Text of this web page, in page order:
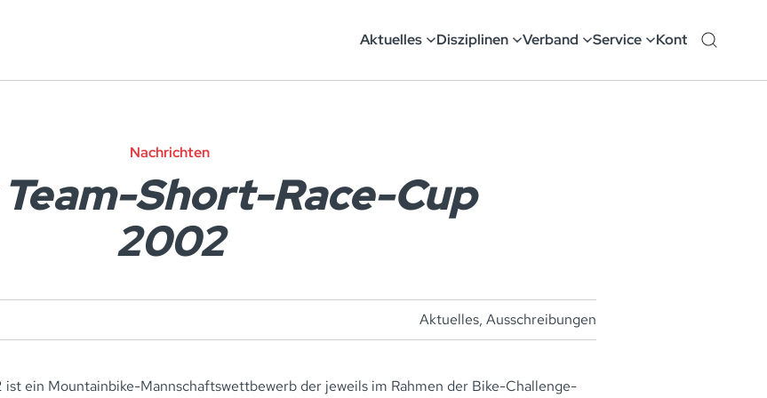
Aktuelles Disziplinen Verband Service Kontakt
Nachrichten
Short-Race-Cup
2002
Aktuelles, Ausschreibungen
ein Mountainbike-Mannschaftswettbewerb der jeweils im Rahmen der Bike-Challenge-